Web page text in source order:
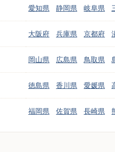
愛知県 静岡県 岐阜県
大阪府 兵庫県 京都府
岡山県 広島県 鳥取県
徳島県 香川県 愛媛県
福岡県 佐賀県 長崎県